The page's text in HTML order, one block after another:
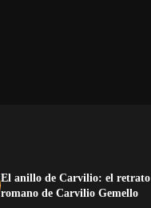
El anillo de Carvilio: el retrato
romano de Carvilio Gemello